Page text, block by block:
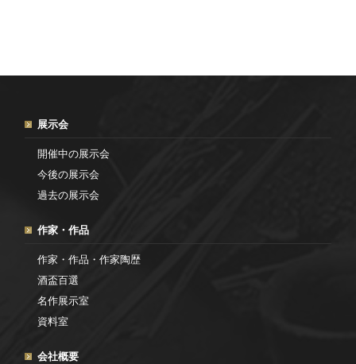
展示会
開催中の展示会
今後の展示会
過去の展示会
作家・作品
作家・作品・作家陶歴
酒盃百選
名作展示室
資料室
会社概要